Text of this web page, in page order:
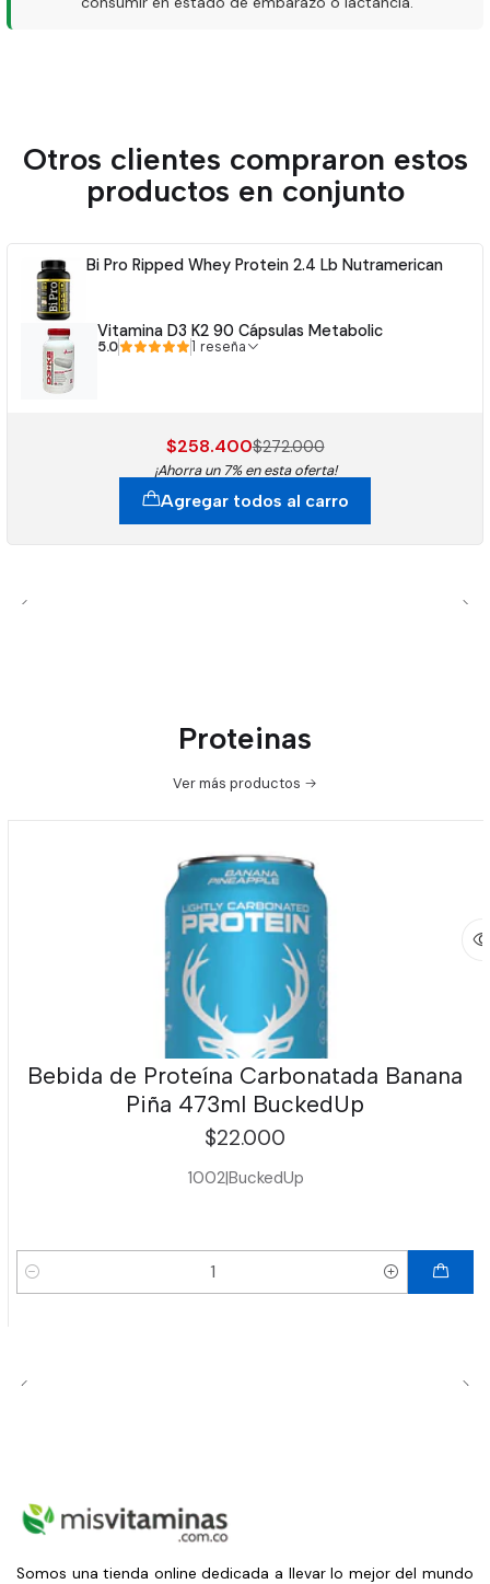
nutricionales, consultar la tabla del envase.
Mezclar la porción indicada en el envase con agua, leche o
bebida de preferencia hasta disolver completamente.
Consumir según indicaciones del fabricante.
Otros clientes compraron estos
productos en conjunto
Bi Pro Ripped Whey Protein 2.4 Lb Nutramerican
Vitamina D3 K2 90 Cápsulas Metabolic
5.0 1 reseña
$258.400$272.000
¡Ahorra un 7% en esta oferta!
Agregar todos al carro
Proteinas
Ver más productos
Bebida de Proteína Carbonatada Banana
Piña 473ml BuckedUp
$22.000
1002|BuckedUp
Cantidad
Somos una tienda online dedicada a llevar lo mejor del mundo